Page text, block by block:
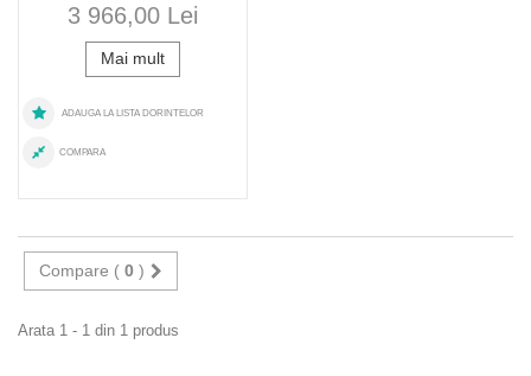
3 966,00 Lei
Mai mult
ADAUGA LA LISTA DORINTELOR
COMPARA
Compare ( 0 )
Arata 1 - 1 din 1 produs